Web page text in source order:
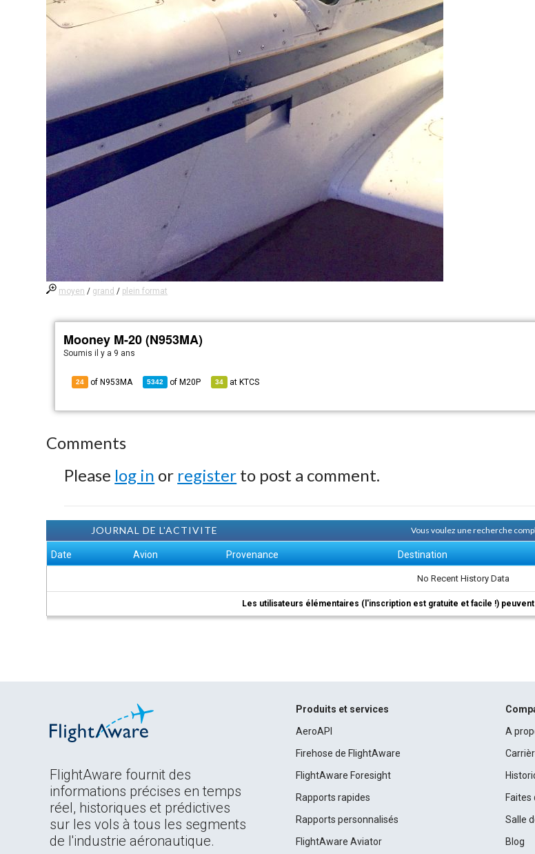
moyen / grand / plein format
Mooney M-20 (N953MA)
Soumisil y a 9 ans
24 of N953MA 5342 of M20P 34 at KTCS
Comments
Please log in or register to post a comment.
JOURNAL DE L'ACTIVITE Vous voulez une recherche
Date Avion Provenance Destination
No Recent History Data
Les utilisateurs élémentaires (l'inscription est gratuite et facile !)
FlightAware fournit des
informations précises en temps
réel, historiques et prédictives
sur les vols à tous les segments
de l'industrie aéronautique.
Produits et services
AeroAPI
Firehose de FlightAware
FlightAware Foresight
Rapports rapides
Rapports personnalisés
FlightAware Aviator
A
Faites
Salle
Blog